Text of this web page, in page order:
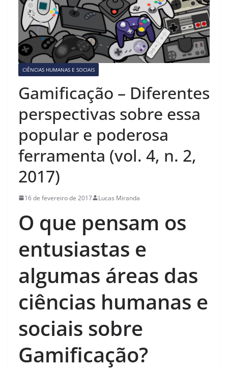
CIÊNCIAS HUMANAS E SOCIAIS
Gamificação – Diferentes
perspectivas sobre essa
popular e poderosa
ferramenta (vol. 4, n. 2,
2017)
16 de fevereiro de 2017 Lucas Miranda
O que pensam os
entusiastas e
algumas áreas das
ciências humanas e
sociais sobre
Gamificação?